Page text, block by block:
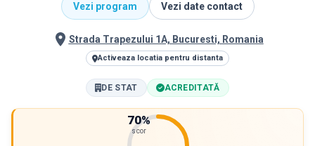
Vezi program Vezi date contact
Strada Trapezului 1A, Bucuresti, Romania
Activeaza locatia pentru distanta
DE STAT ACREDITATĂ
70%
scor